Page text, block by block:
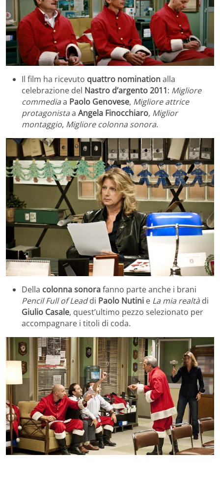
Il film ha ricevuto quattro nominationalla
celebrazione del Nastro d’argento 2011: Migliore
commediaa Paolo Genovese, Migliore attrice
protagonistaa Angela Finocchiaro, Miglior
montaggio, Migliore colonna sonora.
Della colonna sonorafanno parte anche i brani
Pencil Full of Leaddi Paolo Nutini e La mia realtà di
Giulio Casale, quest’ultimo pezzo selezionato per
accompagnare i titoli di coda.